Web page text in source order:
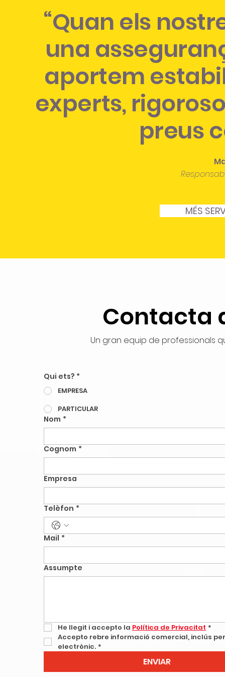
“Quan els
una
aportem
experts,
preus
MÉS
Contacta
Un gran equip de professionals
Qui ets? *
EMPRESA
PARTICULAR
Nom *
Cognom *
Empresa
Telèfon *
Mail *
Assumpte
He llegit i accepto la Política de Privacitat *
Accepto rebre informació comercial, inclús
electrònic. *
ENVIAR